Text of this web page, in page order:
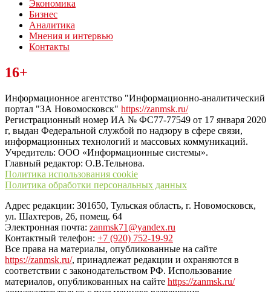
Экономика
Бизнес
Аналитика
Мнения и интервью
Контакты
Читайте последние новости дня в Тульской области на сайте
“ЗаНовомосковск”
16+
Информационное агентство "Информационно-аналитический
портал "ЗА Новомосковск" https://zanmsk.ru/
Регистрационный номер ИА № ФС77-77549 от 17 января 2020
г, выдан Федеральной службой по надзору в сфере связи,
информационных технологий и массовых коммуникаций.
Учредитель: ООО «Информационные системы».
Главный редактор: О.В.Тельнова.
Политика использования cookie
Политика обработки персональных данных
Адрес редакции: 301650, Тульская область, г. Новомосковск,
ул. Шахтеров, 26, помещ. 64
Электронная почта: zanmsk71@yandex.ru
Контактный телефон: +7 (920) 752-19-92
Все права на материалы, опубликованные на сайте
https://zanmsk.ru/, принадлежат редакции и охраняются в
соответствии с законодательством РФ. Использование
материалов, опубликованных на сайте https://zanmsk.ru/